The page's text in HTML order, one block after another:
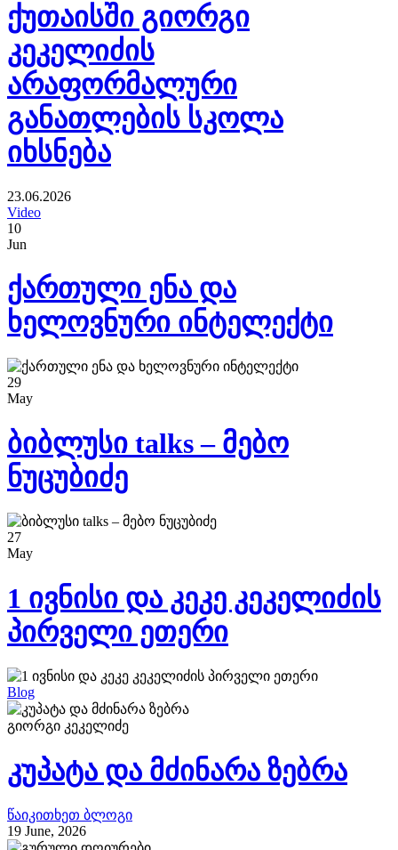
ქუთაისში გიორგი
კეკელიძის
არაფორმალური
განათლების სკოლა
იხსნება
23.06.2026
Video
10
Jun
ქართული ენა და
ხელოვნური ინტელექტი
29
May
ბიბლუსი talks – მებო
ნუცუბიძე
27
May
1 ივნისი და კეკე კეკელიძის
პირველი ეთერი
Blog
გიორგი კეკელიძე
კუპატა და მძინარა ზებრა
წაიკითხეთ ბლოგი
19 June, 2026